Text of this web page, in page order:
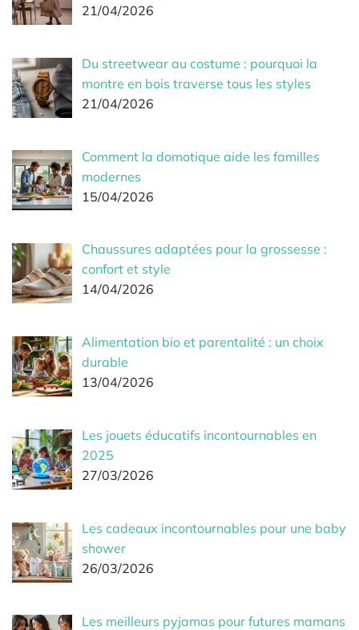
21/04/2026
Du streetwear au costume : pourquoi la
montre en bois traverse tous les styles
21/04/2026
Comment la domotique aide les familles
modernes
15/04/2026
Chaussures adaptées pour la grossesse :
confort et style
14/04/2026
Alimentation bio et parentalité : un choix
durable
13/04/2026
Les jouets éducatifs incontournables en
2025
27/03/2026
Les cadeaux incontournables pour une baby
shower
26/03/2026
Les meilleurs pyjamas pour futures mamans